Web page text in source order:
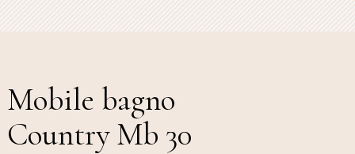
Mobile bagno
Country Mb 30